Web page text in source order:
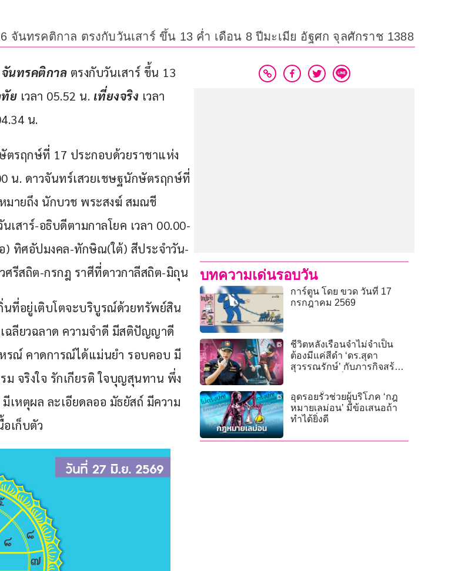
นทรคติกาล ตรงกับวันเสาร์ ขึ้น 13 ค่ำ เดือน 8 ปีมะเมีย อัฐศก จุลศักราช 1388
จันทรคติกาล ตรงกับวันเสาร์ ขึ้น 13
ย เวลา 05.52 น. เที่ยงจริง เวลา
น.
ตรฤกษ์ที่ 17 ประกอบด้วยราชาแห่ง
น. ดาวจันทร์เสวยเชษฐนักษัตรฤกษ์ที่
มายถึง นักบวช พระสงฆ์ สมณชี
สาร์-อธิบดีตามกาลโยค เวลา 00.00-
) ทิศอัปมงคล-ทักษิณ(ใต้) สีประจำวัน-
ศรีสถิต-กรกฎ ราศีที่ดาวกาลีสถิต-มิถุน
นที่อยู่เติบโตจะบริบูรณ์ด้วยทรัพย์สิน
เฉลียวฉลาด ความจำดี มีสติปัญญาดี
หรณ์ คาดการณ์ได้แม่นยำ รอบคอบ มี
จริงใจ รักเกียรติ ใจบุญสุนทาน พึ่ง
เหตุผล ละเอียดลออ มัธยัสถ์ มีความ
เก็บตัว
บทความเด่นรอบวัน
การ์ตูน โดย ขวด วันที่ 17
กรกฎาคม 2569
ชีวิตหลังเรือนจำไม่จำเป็น
ต้องมีแค่สีดำ ‘ดร.สุดา
สุวรรณรักษ์’ กับภารกิจสร้าง
อุดรอยรั่วช่วยผู้บริโภค ‘กฎ
หมายเลม่อน’ มีข้อเสนอถ้า
ทำได้ยิ่งดี